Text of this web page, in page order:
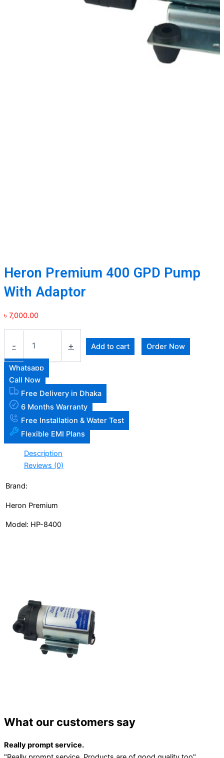
Heron Premium 400 GPD Pump
With Adaptor
৳ 7,000.00
- + Add to cart Order Now
Whatsapp
Call Now
Free Delivery in Dhaka
6 Months Warranty
Free Installation & Water Test
Flexible EMI Plans
Description
Reviews (0)
Brand:
Heron Premium
Model: HP-8400
What our customers say
Really prompt service.